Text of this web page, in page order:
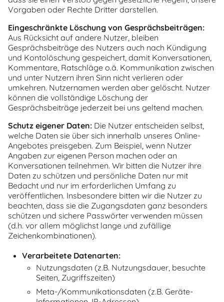
Vorgaben oder Rechte Dritter darstellen.
Eingeschränkte Löschung von Gesprächsbeiträgen:
Aus Rücksicht auf andere Nutzer, bleiben
Gesprächsbeiträge des Nutzers auch nach Kündigung
und Kontolöschung gespeichert, damit Konversationen,
Kommentare, Ratschläge o.ä. Kommunikation zwischen
und unter Nutzern ihren Sinn nicht verlieren oder
umkehren. Nutzernamen werden aber gelöscht. Nutzer
können die vollständige Löschung der
Gesprächsbeiträge jederzeit bei uns geltend machen.
Schutz eigener Daten: Die Nutzer entscheiden selbst,
welche Daten sie über sich innerhalb unseres Online-
Angebotes preisgeben. Zum Beispiel, wenn Nutzer
Angaben zur eigenen Person machen oder an
Konversationen teilnehmen. Wir bitten die Nutzer ihre
Daten zu schützen und persönliche Daten nur mit
Bedacht und nur im erforderlichen Umfang zu
veröffentlichen. Insbesondere bitten wir die Nutzer zu
beachten, dass sie die Zugangsdaten ganz besonders
schützen und sichere Passwörter verwenden müssen
(d.h. vor allem möglichst lange und zufällige
Zeichenkombinationen).
Verarbeitete Datenarten:
Nutzungsdaten (z.B. Nutzungsdauer, besuchte
Seiten, Zugriffszeiten)
Meta-/Kommunikationsdaten (z.B. Geräte-